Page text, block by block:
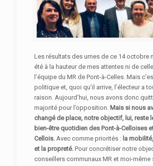
Les résultats des urnes de ce 14 octobre
été à la hauteur de mes attentes ni de
l’équipe du MR de Pont-à-Celles. Mais
politique et, quoi qu’il arrive, l’électeur a
raison. Aujourd’hui, nous avons donc
majorité pour l’opposition. Mais si nous
changé de place, notre objectif, lui, reste
bien-être quotidien des Pont-à-Celloises
Cellois. Avec comme priorités : la
et la propreté. Pour concrétiser notre
conseillers communaux MR et moi-même